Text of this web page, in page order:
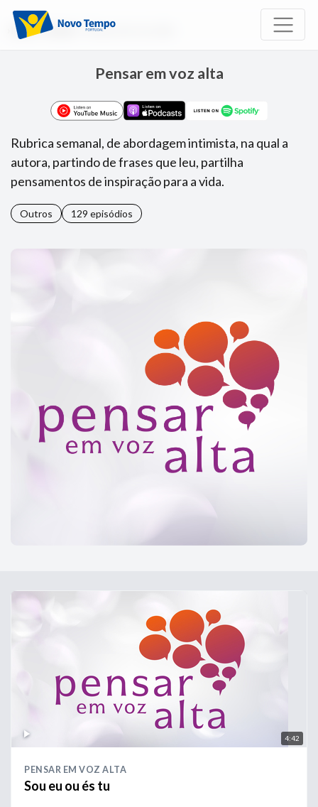
Início Rádio Pensar em voz alta
Pensar em voz alta
Rubrica semanal, de abordagem intimista, na qual a
autora, partindo de frases que leu, partilha
pensamentos de inspiração para a vida.
Outros 129 episódios
4:42
PENSAR EM VOZ ALTA
Sou eu ou és tu